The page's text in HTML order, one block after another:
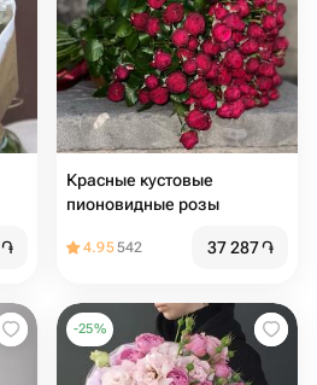
֏
Красные кустовые
пионовидные розы
4.95542 37 287֏
-25%